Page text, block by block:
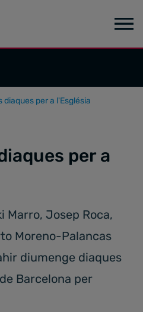
diaques per a l'Església
per a
Marro, Josep Roca,
Moreno-Palancas
diumenge diaques
Barcelona per